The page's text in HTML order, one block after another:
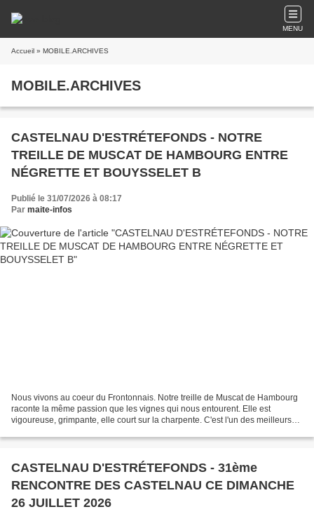
MENU
Accueil » MOBILE.ARCHIVES
MOBILE.ARCHIVES
CASTELNAU D'ESTRÉTEFONDS - NOTRE
TREILLE DE MUSCAT DE HAMBOURG ENTRE
NÉGRETTE ET BOUYSSELET B
Publié le 31/07/2026 à 08:17
Par maite-infos
Nous vivons au coeur du Frontonnais. Notre treille de Muscat de Hambourg
raconte la même passion que les vignes qui nous entourent. Elle est
vigoureuse, grimpante, elle court sur la charpente. C'est l'un des meilleurs
CASTELNAU D'ESTRÉTEFONDS - 31ème
RENCONTRE DES CASTELNAU CE DIMANCHE
26 JUILLET 2026